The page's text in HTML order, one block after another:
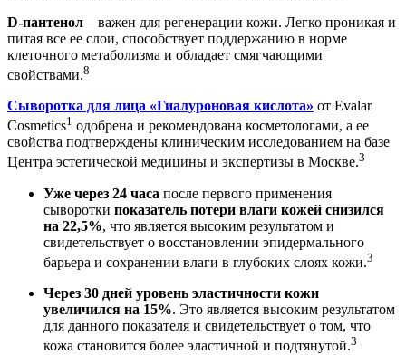
D-пантенол – важен для регенерации кожи. Легко проникая и
питая все ее слои, способствует поддержанию в норме
клеточного метаболизма и обладает смягчающими
свойствами.8
Сыворотка для лица «Гиалуроновая кислота» от Evalar
Cosmetics1 одобрена и рекомендована косметологами, а ее
свойства подтверждены клиническим исследованием на базе
Центра эстетической медицины и экспертизы в Москве.3
Уже через 24 часа после первого применения
сыворотки показатель потери влаги кожей снизился
на 22,5%, что является высоким результатом и
свидетельствует о восстановлении эпидермального
барьера и сохранении влаги в глубоких слоях кожи.3
Через 30 дней уровень эластичности кожи
увеличился на 15%. Это является высоким результатом
для данного показателя и свидетельствует о том, что
кожа становится более эластичной и подтянутой.3